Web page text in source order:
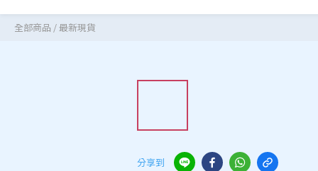
全部商品 /最新現貨
分享到